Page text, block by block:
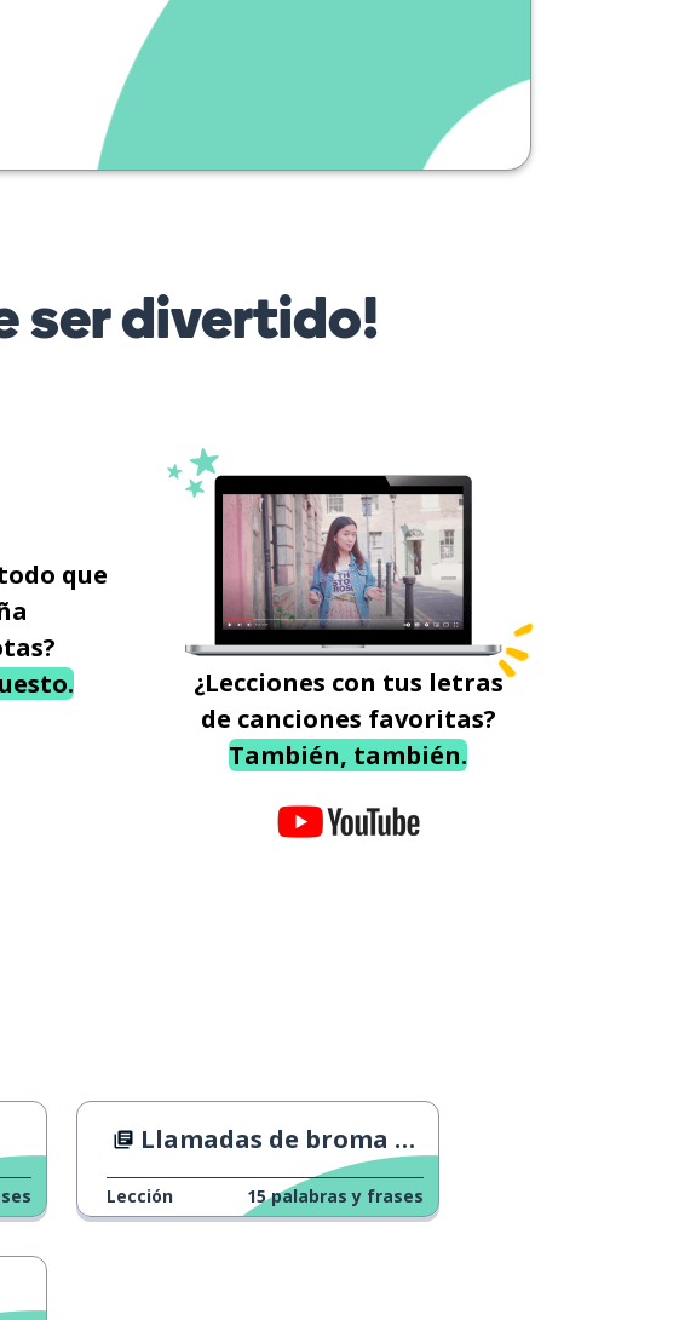
ser divertido!
que
¿Lecciones con tus letras
de canciones favoritas?
También, también.
Llamadas de broma en el Día de los Inocentes
Lección 15 palabras y frases